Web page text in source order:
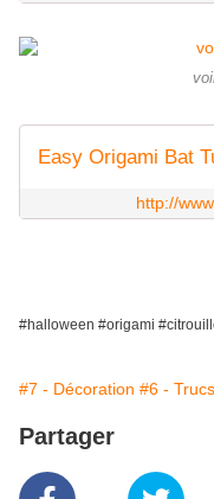
Easy Origami Bat
http://
#halloween #origami
#7 - Décoration #6 -
Partager